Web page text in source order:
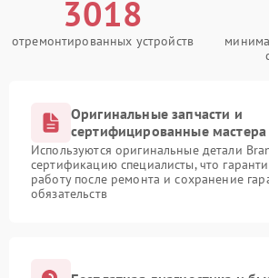
3018
отремонтированных устройств
Оригинальные запчасти и
сертифицированные мастера
Используются оригинальные детали
сертификацию специалисты, что
работу после ремонта и сохранение
обязательств